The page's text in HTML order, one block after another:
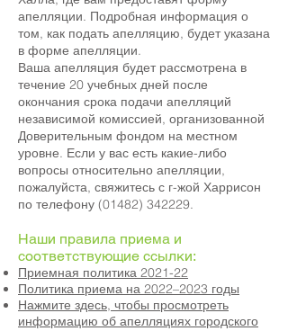
апелляции. Подробная информация о
том, как подать апелляцию, будет указана
в форме апелляции.
Ваша апелляция будет рассмотрена в
течение 20 учебных дней после
окончания срока подачи апелляций
независимой комиссией, организованной
Доверительным фондом на местном
уровне. Если у вас есть какие-либо
вопросы относительно апелляции,
пожалуйста, свяжитесь с г-жой Харрисон
по телефону (01482) 342229.
Наши правила приема и
соответствующие ссылки:
Приемная политика 2021-22
Политика приема на 2022–2023 годы
Нажмите здесь, чтобы просмотреть
информацию об апелляциях городского